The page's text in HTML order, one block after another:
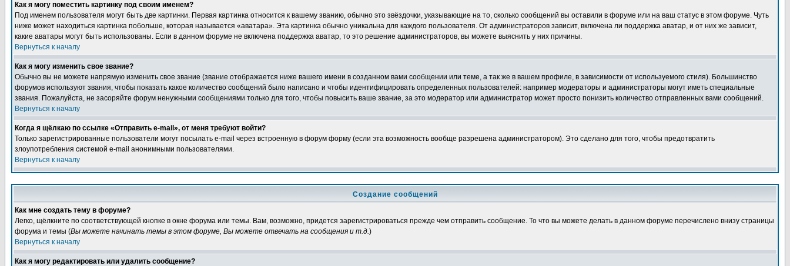
Как я могу поместить картинку под своим именем?
Под именем пользователя могут быть две картинки. Первая картинка относится к вашему званию, обычно это звёздочки, указывающие на то, сколько сообщений вы оставили в форуме или на ваш статус в этом форуме. Чуть
ниже может находиться картинка побольше, которая называется «аватара». Эта картинка обычно уникальна для каждого пользователя. От администраторов зависит, включена ли поддержка аватар, и от них же зависит,
какие аватары могут быть использованы. Если в данном форуме не включена поддержка аватар, то это решение администраторов, вы можете выяснить у них причины.
Вернуться к началу
Как я могу изменить свое звание?
Обычно вы не можете напрямую изменить свое звание (звание отображается ниже вашего имени в созданном вами сообщении или теме, а так же в вашем профиле, в зависимости от используемого стиля). Большинство
форумов используют звания, чтобы показать какое количество сообщений было написано и чтобы идентифицировать определенных пользователей: например модераторы и администраторы могут иметь специальные
звания. Пожалуйста, не засоряйте форум ненужными сообщениями только для того, чтобы повысить ваше звание, за это модератор или администратор может просто понизить количество отправленных вами сообщений.
Вернуться к началу
Когда я щёлкаю по ссылке «Отправить e-mail», от меня требуют войти?
Только зарегистрированные пользователи могут посылать e-mail через встроенную в форум форму (если эта возможность вообще разрешена администратором). Это сделано для того, чтобы предотвратить
злоупотребления системой e-mail анонимными пользователями.
Вернуться к началу
Создание сообщений
Как мне создать тему в форуме?
Легко, щёлкните по соответствующей кнопке в окне форума или темы. Вам, возможно, придется зарегистрироваться прежде чем отправить сообщение. То что вы можете делать в данном форуме перечислено внизу страницы
форума и темы (Вы можете начинать темы в этом форуме, Вы можете отвечать на сообщения и т.д.)
Вернуться к началу
Как я могу редактировать или удалить сообщение?